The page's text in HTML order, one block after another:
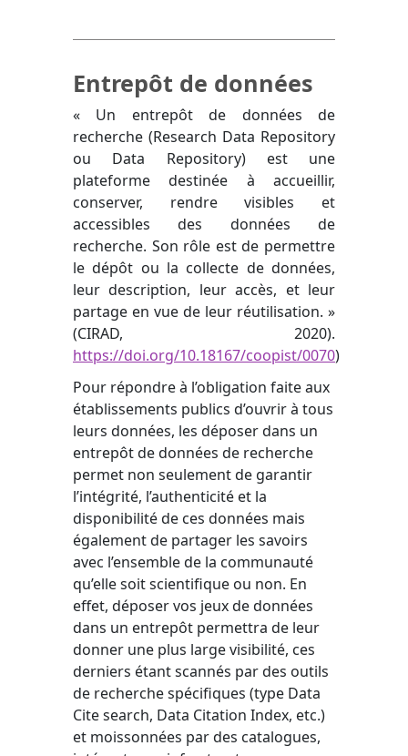
Entrepôt de données
« Un entrepôt de données de
recherche (Research Data Repository
ou Data Repository) est une
plateforme destinée à accueillir,
conserver, rendre visibles et
accessibles des données de
recherche. Son rôle est de permettre
le dépôt ou la collecte de données,
leur description, leur accès, et leur
partage en vue de leur réutilisation. »
(CIRAD, 2020).
https://doi.org/10.18167/coopist/0070)
Pour répondre à l’obligation faite aux
établissements publics d’ouvrir à tous
leurs données, les déposer dans un
entrepôt de données de recherche
permet non seulement de garantir
l’intégrité, l’authenticité et la
disponibilité de ces données mais
également de partager les savoirs
avec l’ensemble de la communauté
qu’elle soit scientifique ou non. En
effet, déposer vos jeux de données
dans un entrepôt permettra de leur
donner une plus large visibilité, ces
derniers étant scannés par des outils
de recherche spécifiques (type Data
Cite search, Data Citation Index, etc.)
et moissonnées par des catalogues,